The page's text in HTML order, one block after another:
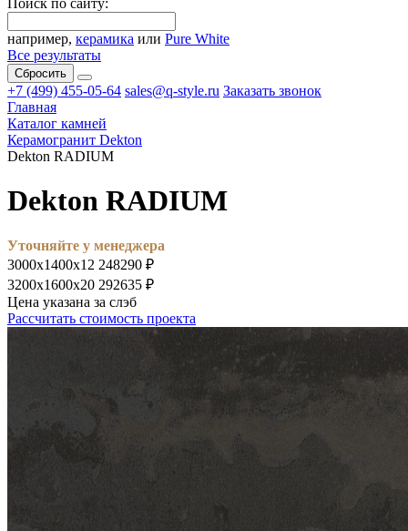
Поиск по сайту:
например, керамика или Pure White
Все результаты
Сбросить
+7 (499) 455-05-64 sales@q-style.ru Заказать звонок
Главная
Каталог камней
Керамогранит Dekton
Dekton RADIUM
Dekton RADIUM
Уточняйте у менеджера
3000х1400х12 248290 ₽
3200х1600х20 292635 ₽
Цена указана за слэб
Рассчитать стоимость проекта